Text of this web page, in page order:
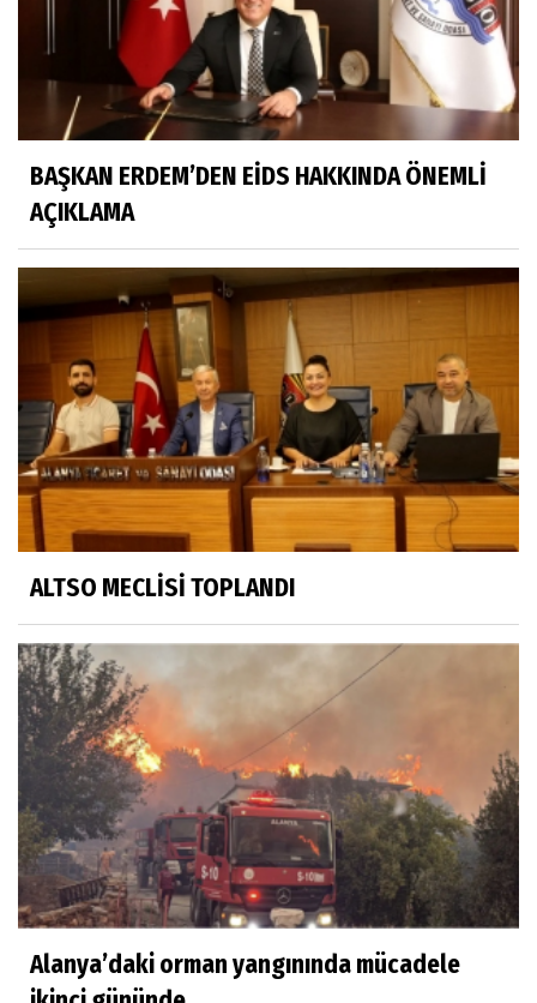
BAŞKAN ERDEM’DEN EİDS HAKKINDA ÖNEMLİ
AÇIKLAMA
ALTSO MECLİSİ TOPLANDI
Alanya’daki orman yangınında mücadele